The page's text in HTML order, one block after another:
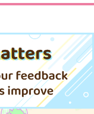
鬼太郎（ねこみみ）ア
クスタ
mochi mochi box
787円（税込）
鬼太郎